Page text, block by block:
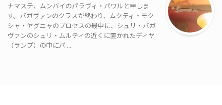
ナマステ、ムンバイのパラヴィ・パワルと申しま
す。バガヴァンのクラスが終わり、ムクティ・モク
シャ・ヤグニャのプロセスの最中に、シュリ・バガ
ヴァンのシュリ・ムルティの近くに置かれたディヤ
（ランプ）の中にパ ...